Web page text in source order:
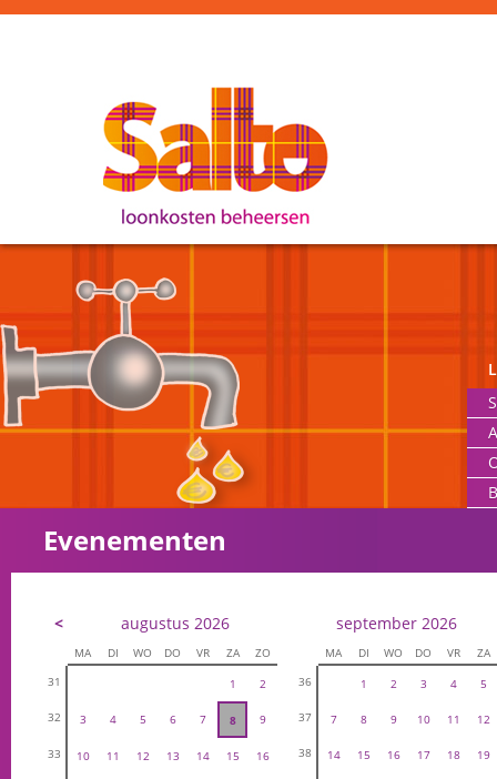
Evenementen
< augustus 2026
MA DI WO DO VR ZA
ZO
31
1 2
32 3 4 5 6 7 8 9
33 10 11 12 13 14 15 16
september 2026
MA DI WO DO VR
ZA
36
1 2 3 4 5
37 7 8 9 10 11 12
38 14 15 16 17 18 19